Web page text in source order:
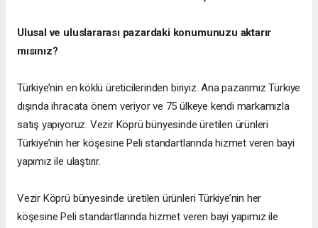
Ulusal ve uluslararası pazardaki konumunuzu aktarır
mısınız?
Türkiye’nin en köklü üreticilerinden biriyiz. Ana pazarımız Türkiye
dışında ihracata önem veriyor ve 75 ülkeye kendi markamızla
satış yapıyoruz. Vezir Köprü bünyesinde üretilen ürünleri
Türkiye’nin her köşesine Peli standartlarında hizmet veren bayi
yapımız ile ulaştırır.
Vezir Köprü bünyesinde üretilen ürünleri Türkiye’nin her
köşesine Peli standartlarında hizmet veren bayi yapımız ile